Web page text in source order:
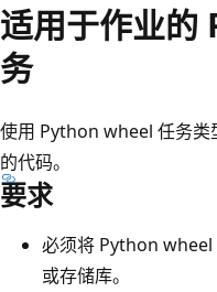
适用于作业
务
使用 Python wheel 任务
的代码。
要求
必须将 Python wheel
或存储库。